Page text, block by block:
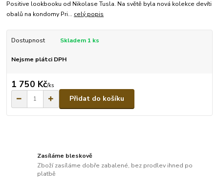
Positive lookbooku od Nikolase Tusla. Na světě byla nová kolekce devíti
obalů na kondomy Pri... celý popis
Dostupnost Skladem 1 ks
Nejsme plátci DPH
1 750 Kč/ks
Přidat do košíku
Zasíláme bleskově
Zboží zasíláme dobře zabalené, bez prodlev ihned po
platbě